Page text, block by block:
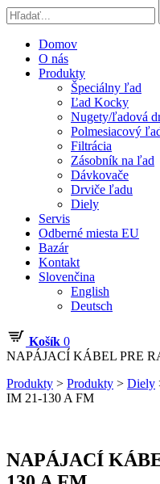
Domov
O nás
Produkty
Špeciálny ľad
Ľad Kocky
Nugety/ľadová
Polmesiacový
Filtrácia
Zásobník na ľad
Dávkovače
Drviče ľadu
Diely
Servis
Odberné miesta EU
Bazár
Kontakt
Slovenčina
English
Deutsch
Košík 0
NAPÁJACÍ KÁBEL PRE
Produkty > Produkty > Diely
IM 21-130 A FM
NAPÁJACÍ